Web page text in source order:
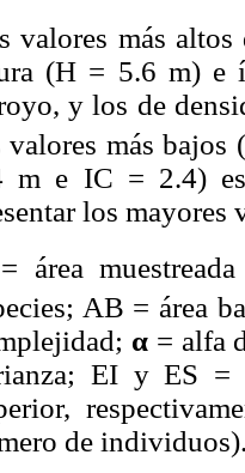
valores más
(H = 5.6 m) e
y los de
valores más
m e IC = 2.4)
los mayores
área
AB = área
α= alfa
EI y ES =
de individuos).